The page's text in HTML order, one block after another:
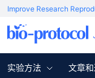
Improve Research
实验方法 文章